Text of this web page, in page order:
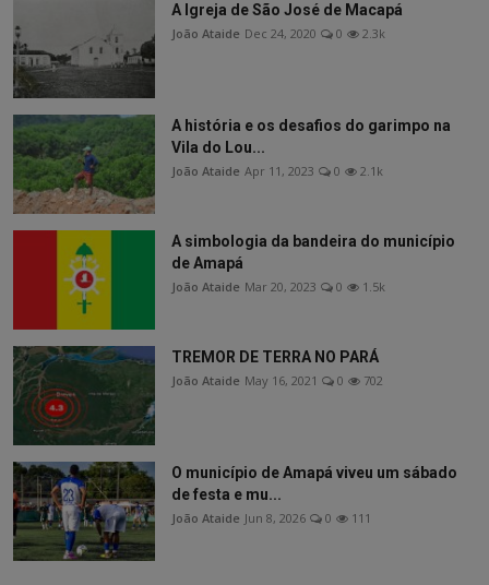
A Igreja de São José de Macapá
João Ataide Dec 24, 2020 0 2.3k
A história e os desafios do garimpo na
Vila do Lou...
João Ataide Apr 11, 2023 0 2.1k
A simbologia da bandeira do município
de Amapá
João Ataide Mar 20, 2023 0 1.5k
TREMOR DE TERRA NO PARÁ
João Ataide May 16, 2021 0 702
O município de Amapá viveu um sábado
de festa e mu...
João Ataide Jun 8, 2026 0 111